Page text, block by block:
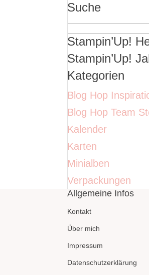
Suche
Suchen
nach:
Stampin’Up!
Stampin’Up!
Kategorien
Blog Hop
Blog Hop Team
Kalender
Karten
Minialben
Verpackungen
Allgemeine Infos
Kontakt
Über mich
Impressum
Datenschutzerklärung